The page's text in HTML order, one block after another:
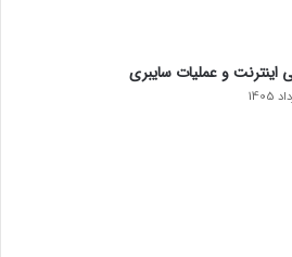
اینترنت و عملیات سایبری